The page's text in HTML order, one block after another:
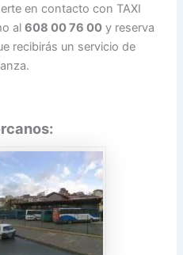
en contacto con TAXI
al608 00 76 00 y reserva
recibirás un servicio de